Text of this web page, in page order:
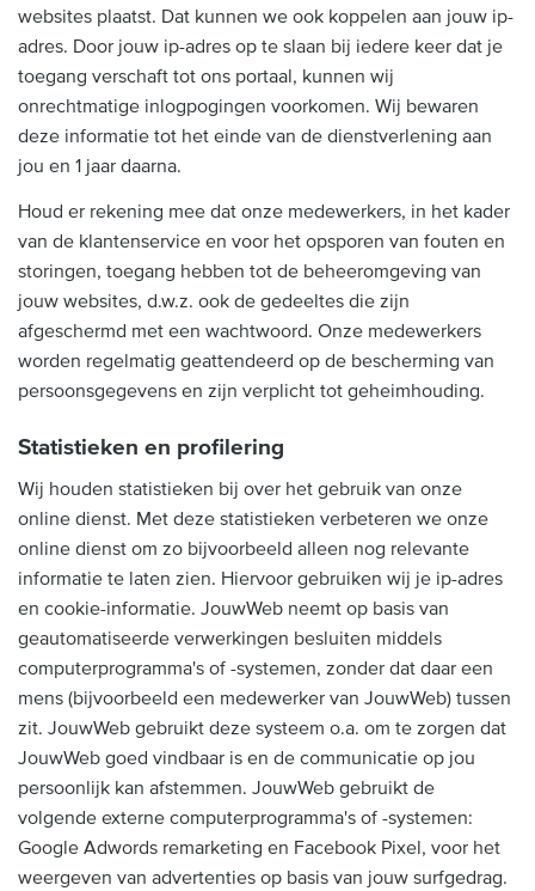
websites plaatst. Dat kunnen we ook koppelen aan jouw ip-
adres. Door jouw ip-adres op te slaan bij iedere keer dat je
toegang verschaft tot ons portaal, kunnen wij
onrechtmatige inlogpogingen voorkomen. Wij bewaren
deze informatie tot het einde van de dienstverlening aan
jou en 1 jaar daarna.
Houd er rekening mee dat onze medewerkers, in het kader
van de klantenservice en voor het opsporen van fouten en
storingen, toegang hebben tot de beheeromgeving van
jouw websites, d.w.z. ook de gedeeltes die zijn
afgeschermd met een wachtwoord. Onze medewerkers
worden regelmatig geattendeerd op de bescherming van
persoonsgegevens en zijn verplicht tot geheimhouding.
Statistieken en profilering
Wij houden statistieken bij over het gebruik van onze
online dienst. Met deze statistieken verbeteren we onze
online dienst om zo bijvoorbeeld alleen nog relevante
informatie te laten zien. Hiervoor gebruiken wij je ip-adres
en cookie-informatie. JouwWeb neemt op basis van
geautomatiseerde verwerkingen besluiten middels
computerprogramma's of -systemen, zonder dat daar een
mens (bijvoorbeeld een medewerker van JouwWeb) tussen
zit. JouwWeb gebruikt deze systeem o.a. om te zorgen dat
JouwWeb goed vindbaar is en de communicatie op jou
persoonlijk kan afstemmen. JouwWeb gebruikt de
volgende externe computerprogramma's of -systemen:
Google Adwords remarketing en Facebook Pixel, voor het
weergeven van advertenties op basis van jouw surfgedrag.